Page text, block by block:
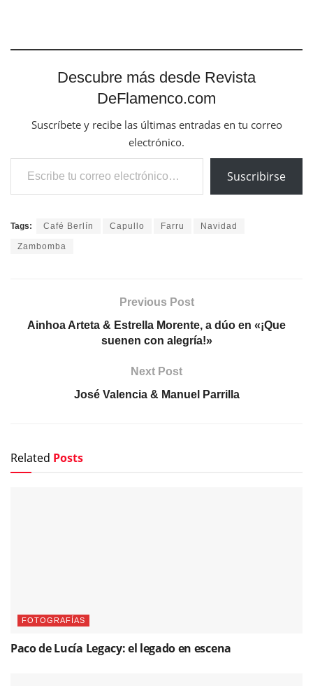
Descubre más desde Revista
DeFlamenco.com
Suscríbete y recibe las últimas entradas en tu correo
electrónico.
Escribe tu correo electrónico…
Suscribirse
Tags: Café Berlín Capullo Farru Navidad
Zambomba
Previous Post
Ainhoa Arteta & Estrella Morente, a dúo en «¡Que
suenen con alegría!»
Next Post
José Valencia & Manuel Parrilla
Related Posts
FOTOGRAFÍAS
Paco de Lucía Legacy: el legado en escena